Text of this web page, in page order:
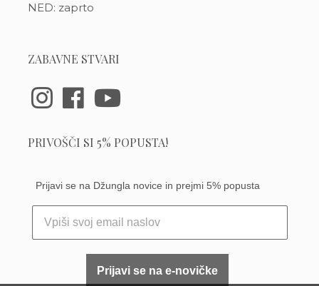
NED: zaprto
ZABAVNE STVARI
PRIVOŠČI SI 5% POPUSTA!
Prijavi se na Džungla novice in prejmi 5% popusta
Prijavi se na e-novičke